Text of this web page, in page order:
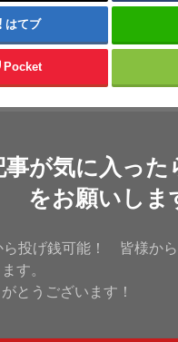
はてブ
Pocket
事が気に入った
をお願いしま
投げ銭可能！ 皆様から
す。
とうございます！